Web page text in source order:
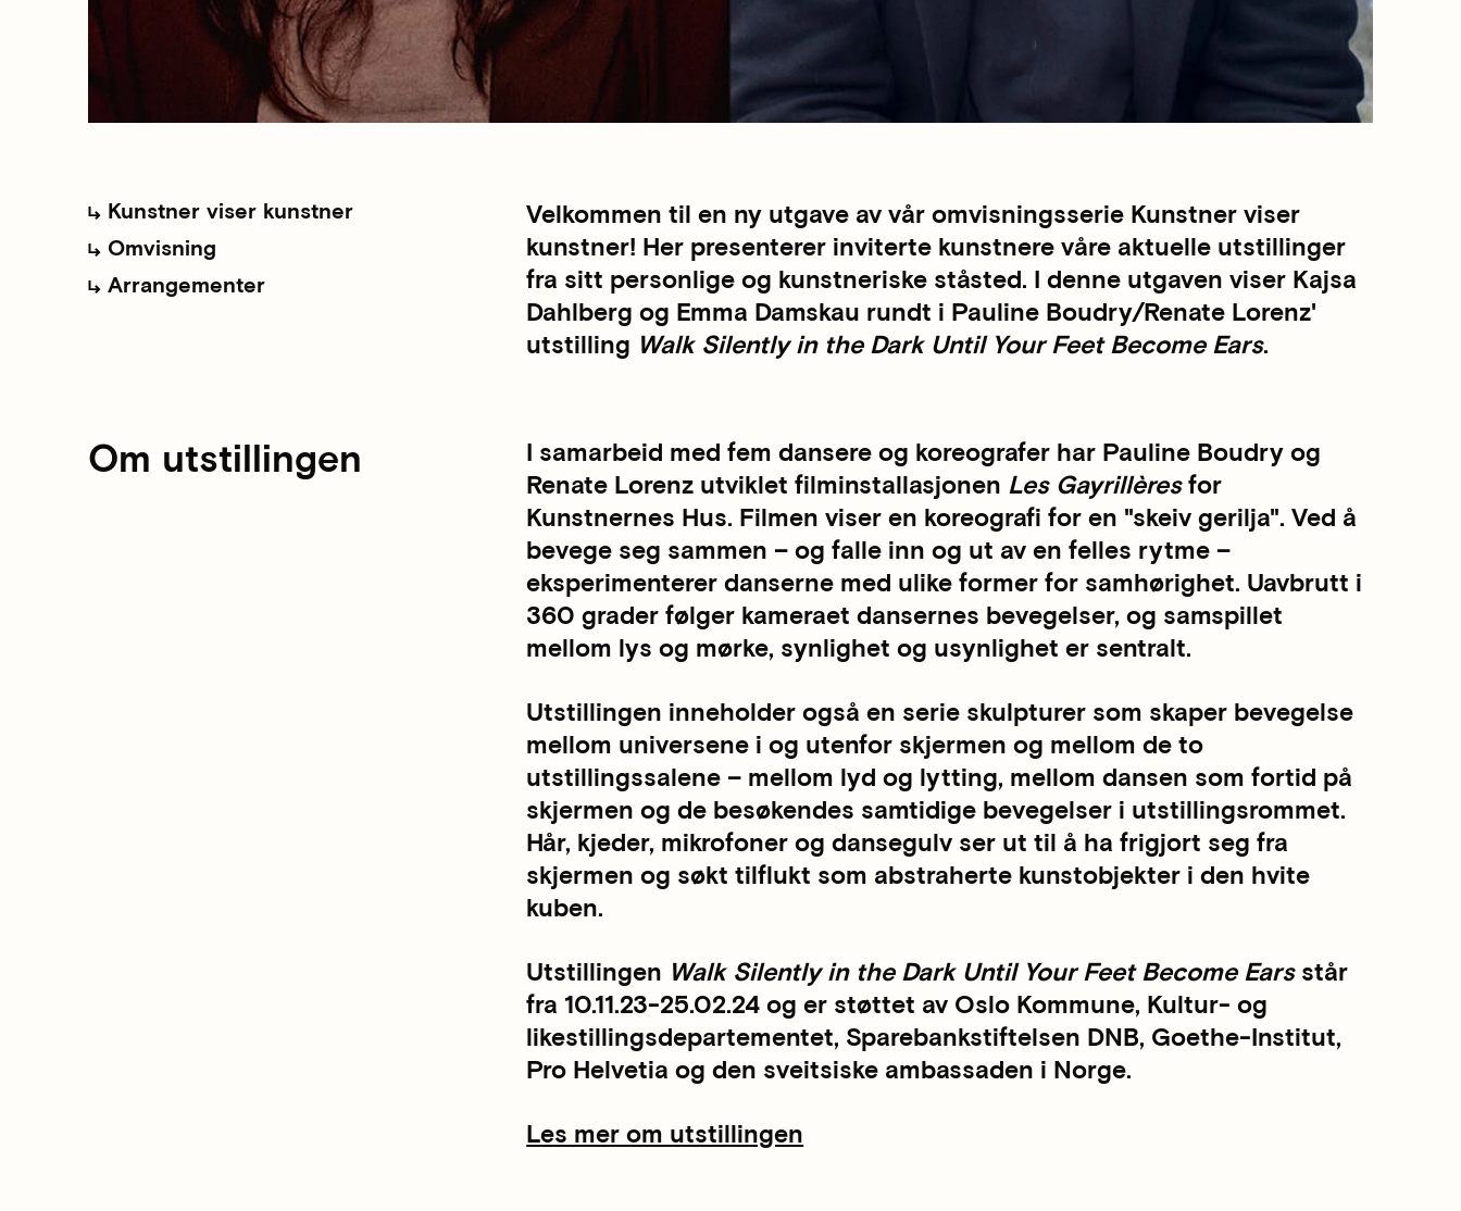
Kunstner viser kunstner
Omvisning
Arrangementer
Velkommen til en ny utgave av vår omvisningsserie Kunstner viser
kunstner! Her presenterer inviterte kunstnere våre aktuelle utstillinger
fra sitt personlige og kunstneriske ståsted. I denne utgaven viser Kajsa
Dahlberg og Emma Damskau rundt i Pauline Boudry/Renate Lorenz'
utstilling Walk Silently in the Dark Until Your Feet Become Ears.
Om utstillingen
I samarbeid med fem dansere og koreografer har Pauline Boudry og
Renate Lorenz utviklet filminstallasjonen Les Gayrillèresfor
Kunstnernes Hus. Filmen viser en koreografi for en "skeiv gerilja". Ved å
bevege seg sammen – og falle inn og ut av en felles rytme –
eksperimenterer danserne med ulike former for samhørighet. Uavbrutt i
360 grader følger kameraet dansernes bevegelser, og samspillet
mellom lys og mørke, synlighet og usynlighet er sentralt.
Utstillingen inneholder også en serie skulpturer som skaper bevegelse
mellom universene i og utenfor skjermen og mellom de to
utstillingssalene – mellom lyd og lytting, mellom dansen som fortid på
skjermen og de besøkendes samtidige bevegelser i utstillingsrommet.
Hår, kjeder, mikrofoner og dansegulv ser ut til å ha frigjort seg fra
skjermen og søkt tilflukt som abstraherte kunstobjekter i den hvite
kuben.
Utstillingen Walk Silently in the Dark Until Your Feet Become Earsstår
fra 10.11.23-25.02.24 og er støttet av Oslo Kommune, Kultur- og
likestillingsdepartementet, Sparebankstiftelsen DNB, Goethe-Institut,
Pro Helvetia og den sveitsiske ambassaden i Norge.
Les mer om utstillingen